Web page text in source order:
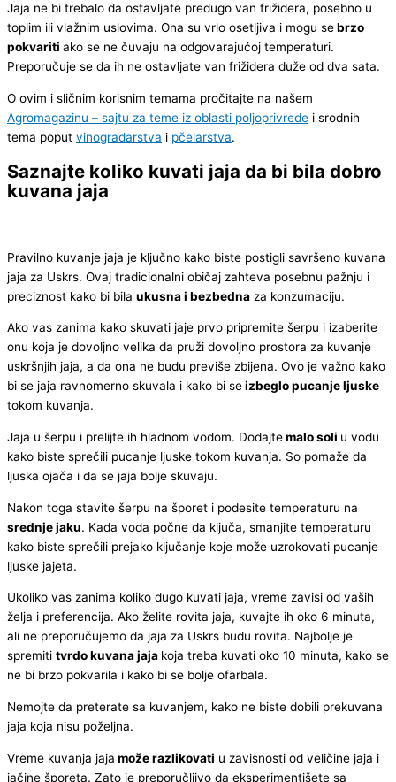
Jaja ne bi trebalo da ostavljate predugo van frižidera, posebno u
toplim ili vlažnim uslovima. Ona su vrlo osetljiva i mogu sebrzo
pokvariti ako se ne čuvaju na odgovarajućoj temperaturi.
Preporučuje se da ih ne ostavljate van frižidera duže od dva sata.
O ovim i sličnim korisnim temama pročitajte na našem
Agromagazinu – sajtu za teme iz oblasti poljoprivrede i srodnih
tema poput vinogradarstva i pčelarstva.
Saznajte koliko kuvati jaja da bi bila dobro
kuvana jaja
Pravilno kuvanje jaja je ključno kako biste postigli savršeno kuvana
jaja za Uskrs. Ovaj tradicionalni običaj zahteva posebnu pažnju i
preciznost kako bi bila ukusna i bezbedna za konzumaciju.
Ako vas zanima kako skuvati jaje prvo pripremite šerpu i izaberite
onu koja je dovoljno velika da pruži dovoljno prostora za kuvanje
uskršnjih jaja, a da ona ne budu previše zbijena. Ovo je važno kako
bi se jaja ravnomerno skuvala i kako bi seizbeglo pucanje ljuske
tokom kuvanja.
Jaja u šerpu i prelijte ih hladnom vodom. Dodajtemalo soli u vodu
kako biste sprečili pucanje ljuske tokom kuvanja. So pomaže da
ljuska ojača i da se jaja bolje skuvaju.
Nakon toga stavite šerpu na šporet i podesite temperaturu na
srednje jaku. Kada voda počne da ključa, smanjite temperaturu
kako biste sprečili prejako ključanje koje može uzrokovati pucanje
ljuske jajeta.
Ukoliko vas zanima koliko dugo kuvati jaja, vreme zavisi od vaših
želja i preferencija. Ako želite rovita jaja, kuvajte ih oko 6 minuta,
ali ne preporučujemo da jaja za Uskrs budu rovita. Najbolje je
spremiti tvrdo kuvana jaja koja treba kuvati oko 10 minuta, kako se
ne bi brzo pokvarila i kako bi se bolje ofarbala.
Nemojte da preterate sa kuvanjem, kako ne biste dobili prekuvana
jaja koja nisu poželjna.
Vreme kuvanja jaja može razlikovati u zavisnosti od veličine jaja i
jačine šporeta. Zato je preporučljivo da eksperimentišete sa